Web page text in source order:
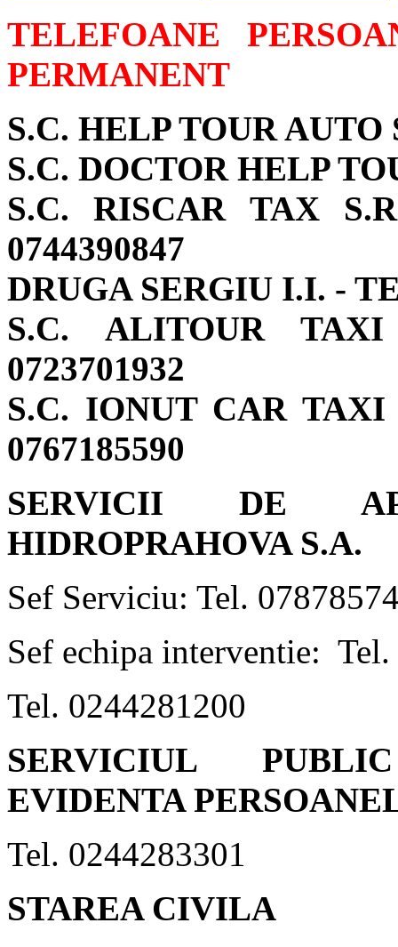
TELEFOANE
PERMANENT
S.C. HELP TOUR
S.C. DOCTOR HELP
S.C. RISCAR TAX
0744390847
DRUGA SERGIU I.I. -
S.C. ALITOUR
0723701932
S.C. IONUT CAR TAXI
0767185590
SERVICII DE
HIDROPRAHOVA S.A.
Sef Serviciu: Tel.
Sef echipa interventie:
Tel. 0244281200
SERVICIUL
EVIDENTA
Tel. 0244283301
STAREA CIVILA